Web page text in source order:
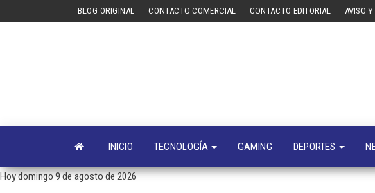
BLOG ORIGINAL CONTACTO COMERCIAL CONTACTO EDITORIAL AVISO
INICIO TECNOLOGÍA GAMING DEPORTES
Hoy domingo 9 de agosto de 2026